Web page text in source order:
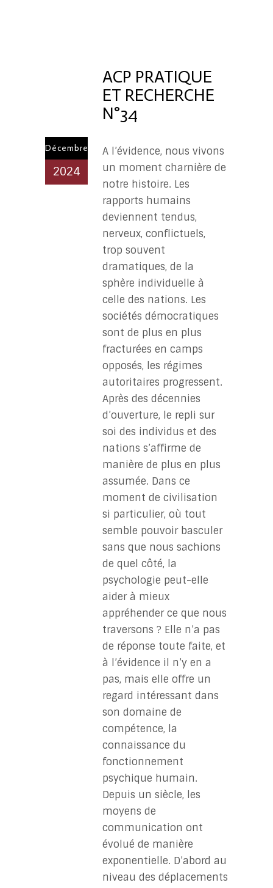
PR
ACP PRATIQUE
ET RECHERCHE
N°34
Décembre
2024
A l’évidence, nous vivons
un moment charnière de
notre histoire. Les
rapports humains
deviennent tendus,
nerveux, conflictuels,
trop souvent
dramatiques, de la
sphère individuelle à
celle des nations. Les
sociétés démocratiques
sont de plus en plus
fracturées en camps
opposés, les régimes
autoritaires progressent.
Après des décennies
d’ouverture, le repli sur
soi des individus et des
nations s’affirme de
manière de plus en plus
assumée. Dans ce
moment de civilisation
si particulier, où tout
semble pouvoir basculer
sans que nous sachions
de quel côté, la
psychologie peut-elle
aider à mieux
appréhender ce que nous
traversons ? Elle n’a pas
de réponse toute faite, et
à l’évidence il n’y en a
pas, mais elle offre un
regard intéressant dans
son domaine de
compétence, la
connaissance du
fonctionnement
psychique humain.
Depuis un siècle, les
moyens de
communication ont
évolué de manière
exponentielle. D’abord au
niveau des déplacements